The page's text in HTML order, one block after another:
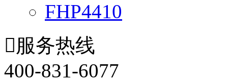
FHP4410
服务热线
400-831-6077